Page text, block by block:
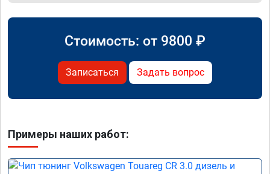
Стоимость: от 9800 ₽
Записаться Задать вопрос
Примеры наших работ: